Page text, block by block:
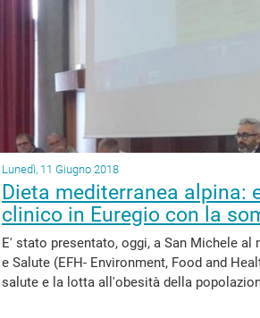
Lunedì, 11 Giugno 2018
Dieta mediterranea alpina:
clinico in Euregio con la
E' stato presentato, oggi, a San Michele
e Salute (EFH- Environment, Food and
salute e la lotta all'obesità della